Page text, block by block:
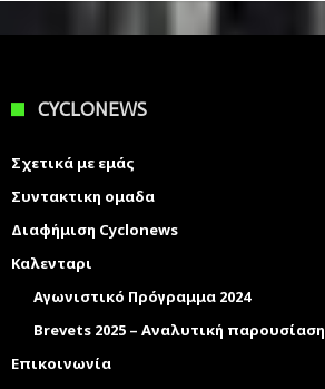
CYCLONEWS
Σχετικά με εμάς
Συντακτικη ομαδα
Διαφήμιση Cyclonews
Καλενταρι
Αγωνιστικό Πρόγραμμα 2024
Brevets 2025 – Αναλυτική παρουσίαση
Επικοινωνία